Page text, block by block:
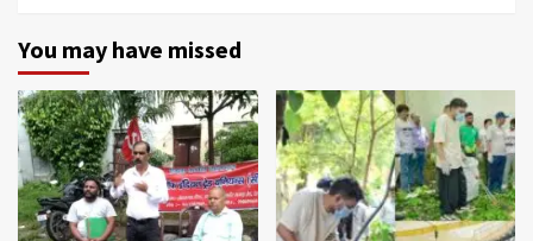
You may have missed